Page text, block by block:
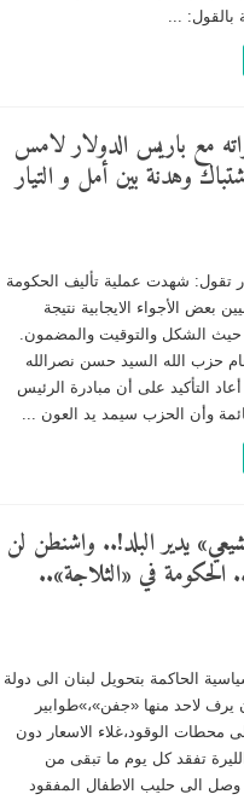
بالقول: ...
مع باريس الدولار لامس
وهدنة بين أمل و التيار
تقول: شهدت عملية تأليف الحكومة
بعض الأجواء الايجابية نتيجة
الشكل والتوقيت والمضمون.
حزب الله السيد حسن نصرالله
التأكيد على أن مبادرة الرئيس
وأن الحزب سيمد يد العون ...
يدير البلد!.. واشنطن لن
في «الثلاجة»..
الحاكمة بتحويل لبنان الى دولة
لاحد منها «جفن»،»طوابير
محطات الوقود،غلاء الاسعار دون
تفقد كل يوم ما تبقى من
وصل الى حليب الاطفال المفقود